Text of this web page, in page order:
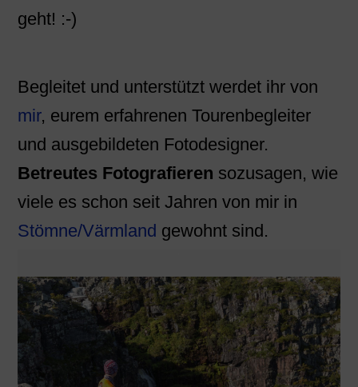
geht! :-)
Begleitet und unterstützt werdet ihr von
mir, eurem erfahrenen Tourenbegleiter
und ausgebildeten Fotodesigner.
Betreutes Fotografieren sozusagen, wie
viele es schon seit Jahren von mir in
Stömne/Värmland gewohnt sind.